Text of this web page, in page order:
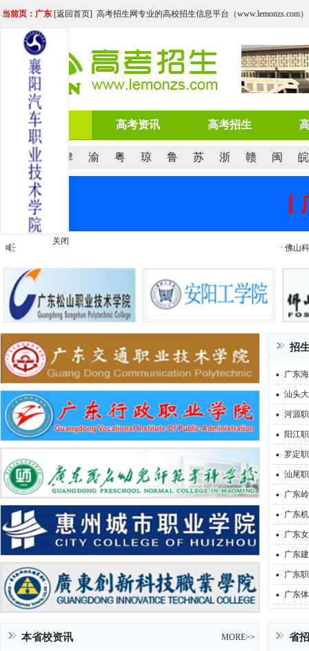
当前页：广东 [返回首页] 高考招生网专业的高校招生信息平台（www.lemonzs.com）
网站首页 高考资讯 高考招生
沪 津 渝 粤 琼 鲁 苏 浙 赣 闽 皖
[
· 佛山
招
· 广东
· 汕头
· 河源
· 阳江
· 罗定
· 汕尾
· 广东
· 广东
· 广东
· 广东
· 广东
· 广东
本省校资讯 MORE>> 省
关闭